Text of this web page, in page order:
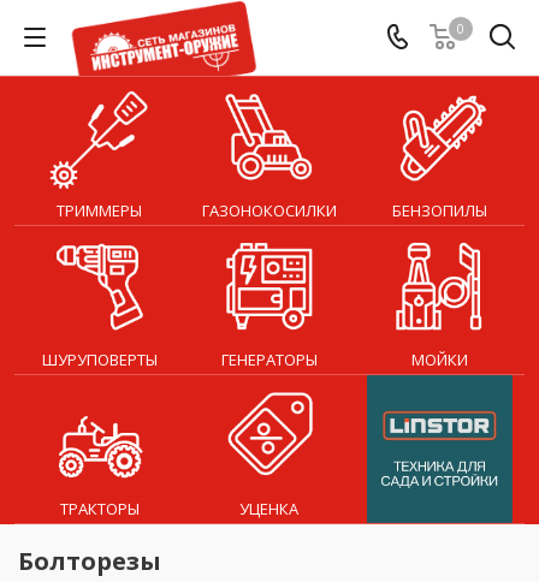
0
ТРИММЕРЫ ГАЗОНОКОСИЛКИ БЕНЗОПИЛЫ
ШУРУПОВЕРТЫ ГЕНЕРАТОРЫ МОЙКИ
ТРАКТОРЫ УЦЕНКА
Болторезы